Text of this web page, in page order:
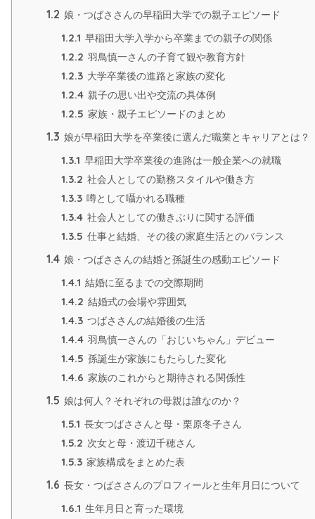
1.2 娘・つばささんの早稲田大学での親子エピソード
1.2.1 早稲田大学入学から卒業までの親子の関係
1.2.2 羽鳥慎一さんの子育て観や教育方針
1.2.3 大学卒業後の進路と家族の変化
1.2.4 親子の思い出や交流の具体例
1.2.5 家族・親子エピソードのまとめ
1.3 娘が早稲田大学を卒業後に選んだ職業とキャリアとは？
1.3.1 早稲田大学卒業後の進路は一般企業への就職
1.3.2 社会人としての勤務スタイルや働き方
1.3.3 噂として囁かれる職種
1.3.4 社会人としての働きぶりに関する評価
1.3.5 仕事と結婚、その後の家庭生活とのバランス
1.4 娘・つばささんの結婚と孫誕生の感動エピソード
1.4.1 結婚に至るまでの交際期間
1.4.2 結婚式の会場や雰囲気
1.4.3 つばささんの結婚後の生活
1.4.4 羽鳥慎一さんの「おじいちゃん」デビュー
1.4.5 孫誕生が家族にもたらした変化
1.4.6 家族のこれからと期待される関係性
1.5 娘は何人？それぞれの母親は誰なのか？
1.5.1 長女つばささんと母・栗原冬子さん
1.5.2 次女と母・渡辺千穂さん
1.5.3 家族構成をまとめた表
1.6 長女・つばささんのプロフィールと生年月日について
1.6.1 生年月日と育った環境